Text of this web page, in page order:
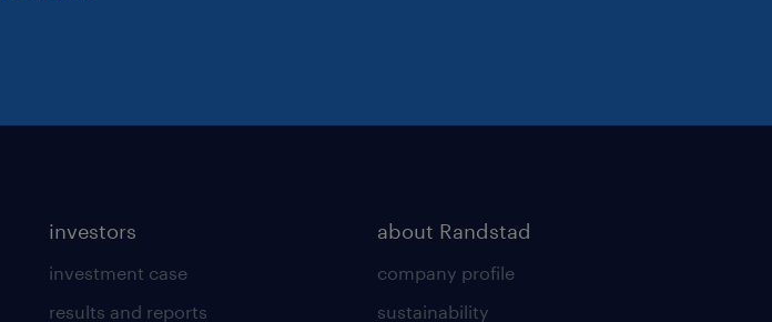
investors
investment case
results and reports
about Randstad
company profile
sustainability